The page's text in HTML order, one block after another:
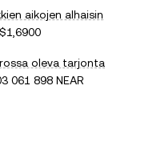
aikojen alhaisin
oleva tarjonta
061 898 NEAR